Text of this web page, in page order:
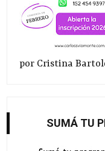
por Cristina
SUMÁ TU